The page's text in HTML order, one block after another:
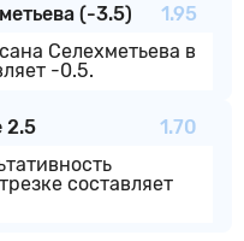
(-3.5)
1.95
Селехметьева в
-0.5.
2.5
1.70
составляет